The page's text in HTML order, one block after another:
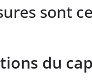
sont
du